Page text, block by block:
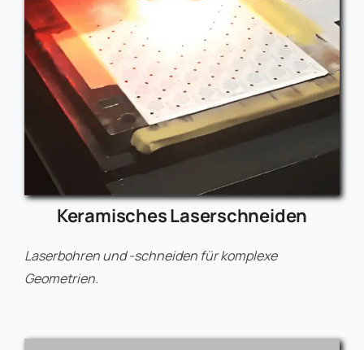
Keramisches Laserschneiden